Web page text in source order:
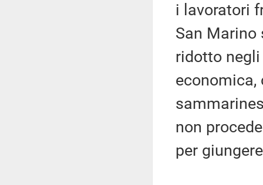
i lavoratori
San Marino
ridotto
economica,
non
per